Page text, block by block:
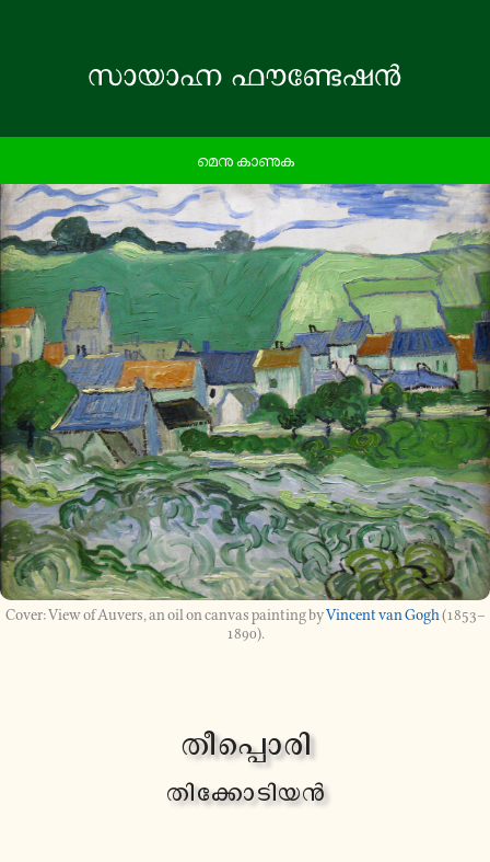
മെനു കാണുക
View of Auvers, an oil on canvas painting byVincent van Gogh(1853–
1890).
തീ​പ്പൊ​രി
തി​ക്കോ​ടി​യന്‍